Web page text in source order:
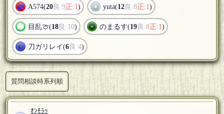
A574(20良:9正:1) yuta(12良:8正:1)
目乱🍈(18良:10) のまるす(19良:8正:1)
刀ガリレイ(6良:4)
質問相談時系列順
ｵﾝﾓﾗｯ